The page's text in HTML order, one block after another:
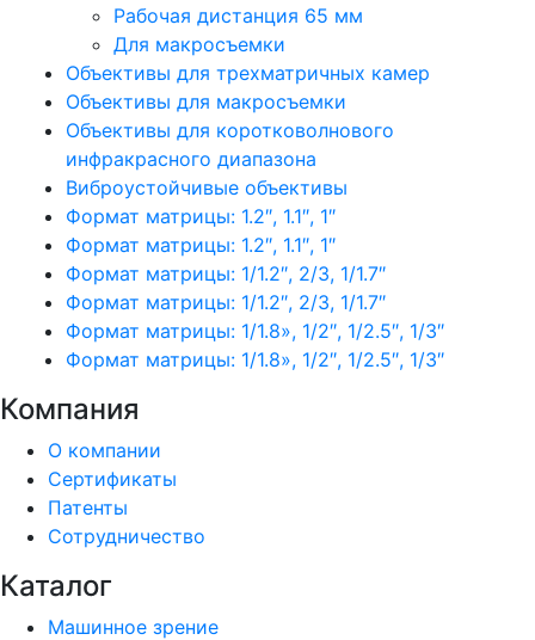
Рабочая дистанция 65 мм
Для макросъемки
Объективы для трехматричных камер
Объективы для макросъемки
Объективы для коротковолнового
инфракрасного диапазона
Виброустойчивые объективы
Формат матрицы: 1.2″, 1.1″, 1″
Формат матрицы: 1.2″, 1.1″, 1″
Формат матрицы: 1/1.2″, 2/3, 1/1.7″
Формат матрицы: 1/1.2″, 2/3, 1/1.7″
Формат матрицы: 1/1.8», 1/2″, 1/2.5″, 1/3″
Формат матрицы: 1/1.8», 1/2″, 1/2.5″, 1/3″
Компания
О компании
Сертификаты
Патенты
Сотрудничество
Каталог
Машинное зрение